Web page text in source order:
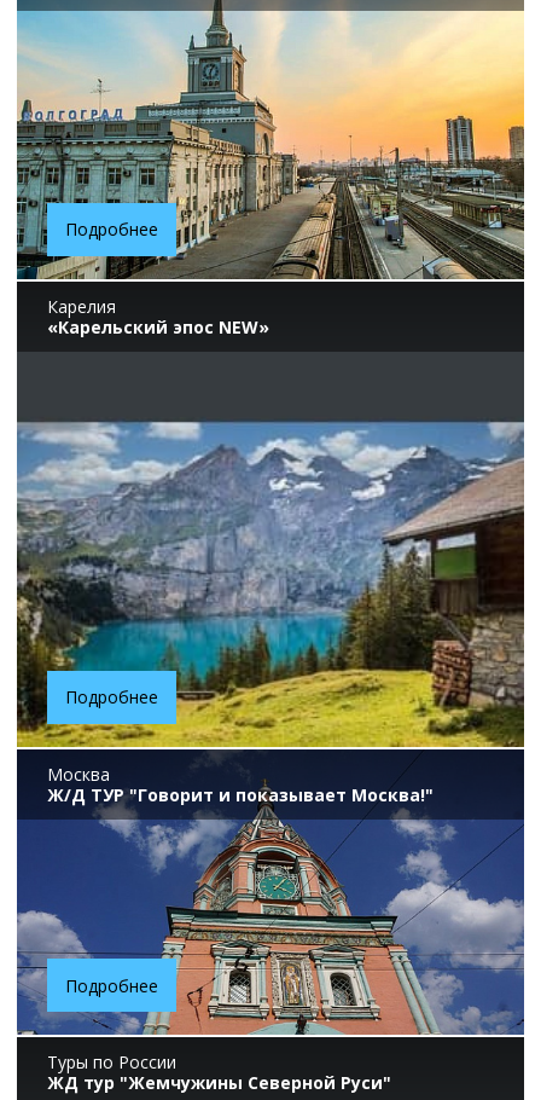
Подробнее
Карелия
«Карельский эпос NEW»
Подробнее
Москва
Ж/Д ТУР "Говорит и показывает Москва!"
Подробнее
Туры по России
ЖД тур "Жемчужины Северной Руси"